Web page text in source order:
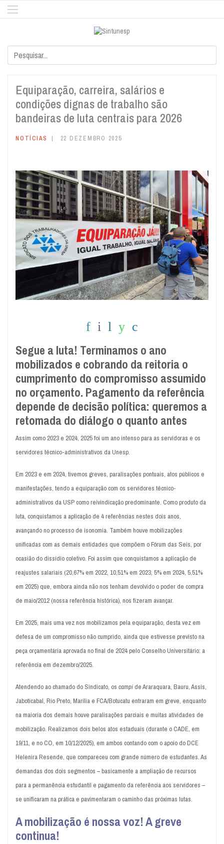
Equiparação, carreira, salários e
condições dignas de trabalho são
bandeiras de luta centrais para 2026
NOTÍCIAS 22 DEZEMBRO 2025
Segue a luta! Terminamos o ano
mobilizados e cobrando da reitoria o
cumprimento do compromisso assumido
no orçamento. Pagamento da referência
depende de decisão política: queremos a
retomada do diálogo o quanto antes
Assim como 2023 e 2024, 2025 foi um ano intenso para as servidoras e os
servidores técnico-administrativos da Unesp.
Em 2023 e em 2024, tivemos greves, paralisações pontuais, atos públicos e
manifestações, tendo a equiparação com os servidores técnico-
administrativos da USP como reivindicação predominante. Como produto da
luta, conquistamos a aplicação de 4 referências nestes dois anos,
avançando no processo de isonomia. Também houve mobilizações
unificadas com as demais entidades que compõem o Fórum das Seis, por
ocasião do dissídio coletivo. Foi assim que conquistamos a aplicação de
reajustes salariais (20,67% em 2022, 10,51% em 2023, 5% em 2024, 5,51%
em 2025) que, embora ainda não nos tenham devolvido o poder de compra
de maio/2012 (nossa referência histórica), nos fizeram avançar.
Em 2025, mais uma vez nos mobilizamos pela equiparação, desta vez em
defesa de um compromisso não cumprido, ainda que estivesse previsto na
peça orçamentária aprovada no final de 2024 pelo Conselho Universitário: a
referência em dezembro/2025.
Atendendo ao chamado do Sindicato, os campi de Araraquara, Bauru, Assis,
Jaboticabal, Rio Preto, Marília e FCA/Botucatu entraram em greve, enquanto
na maioria dos demais houve paralisações parciais e muitas atividades de
mobilização. Realizamos dois belos atos estaduais (durante o CADE, em
19/11, e no CO, em 10/12/2025), em ambos contando com o apoio do DCE
Helenira Resende, que compareceu com grande número de estudantes. As
demandas dos dois segmentos – basicamente a ampliação de recursos
para a permanência estudantil e pagamento da referência aos servidores –
se unificaram na prática e pavimentaram o caminho das próximas lutas.
A mobilização é nossa voz! A greve
continua!